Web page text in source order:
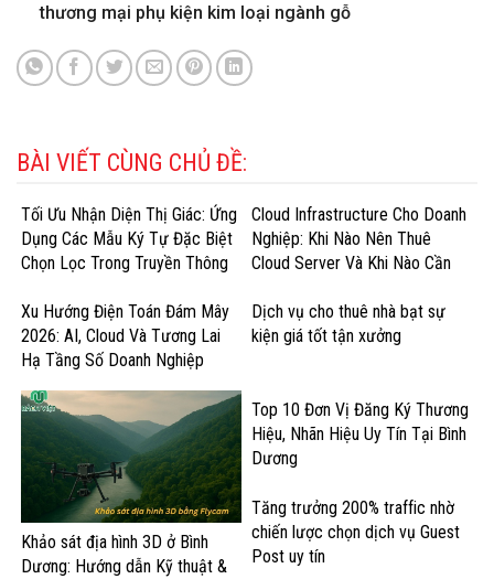
thương mại phụ kiện kim loại ngành gỗ
BÀI VIẾT CÙNG CHỦ ĐỀ:
Tối Ưu Nhận Diện Thị Giác: Ứng
Dụng Các Mẫu Ký Tự Đặc Biệt
Chọn Lọc Trong Truyền Thông
Cloud Infrastructure Cho Doanh
Nghiệp: Khi Nào Nên Thuê
Cloud Server Và Khi Nào Cần
Xu Hướng Điện Toán Đám Mây
2026: AI, Cloud Và Tương Lai
Hạ Tầng Số Doanh Nghiệp
Dịch vụ cho thuê nhà bạt sự
kiện giá tốt tận xưởng
Khảo sát địa hình 3D ở Bình
Dương: Hướng dẫn Kỹ thuật &
Top 10 Đơn Vị Đăng Ký Thương
Hiệu, Nhãn Hiệu Uy Tín Tại Bình
Dương
Tăng trưởng 200% traffic nhờ
chiến lược chọn dịch vụ Guest
Post uy tín